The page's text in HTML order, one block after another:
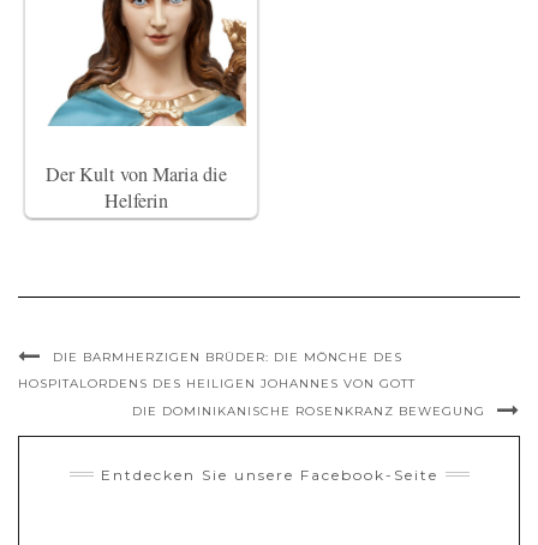
Der Kult von Maria die
Helferin
DIE BARMHERZIGEN BRÜDER: DIE MÖNCHE DES
HOSPITALORDENS DES HEILIGEN JOHANNES VON GOTT
DIE DOMINIKANISCHE ROSENKRANZ BEWEGUNG
Entdecken Sie unsere Facebook-Seite